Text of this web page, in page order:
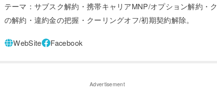
テーマ：サブスク解約・携帯キャリアMNP/オプション解約・
の解約・違約金の把握・クーリングオフ/初期契約解除。
Advertisement